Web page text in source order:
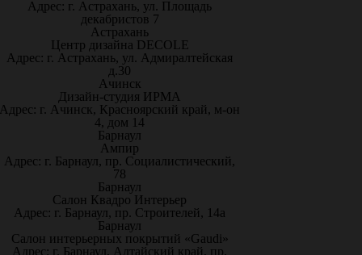
Адрес: г. Астрахань, ул. Площадь
декабристов 7
Астрахань
Центр дизайна DECOLE
Адрес: г. Астрахань, ул. Адмиралтейская
д.30
Ачинск
Дизайн-студия ИРМА
Адрес: г. Ачинск, Красноярский край, м-он
4, дом 14
Барнаул
Ампир
Адрес: г. Барнаул, пр. Социалистический,
78
Барнаул
Салон Квадро Интерьер
Адрес: г. Барнаул, пр. Строителей, 14а
Барнаул
Салон интерьерных покрытий «Gaudi»
Адрес: г. Барнаул, Алтайский край, пр.